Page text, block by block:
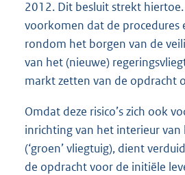
2012. Dit besluit strekt
voorkomen dat de procedures
rondom het borgen van de
van het (nieuwe)
markt zetten van de opdracht
Omdat deze risico’s zich ook
inrichting van het interieur van
(‘groen’ vliegtuig), dient
de opdracht voor de initiële